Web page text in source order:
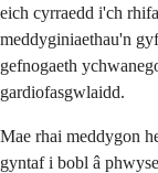
eich cyrraedd i'ch
meddyginiaethau'n
gefnogaeth
gardiofasgwlaidd.
Mae rhai meddygon
gyntaf i bobl â